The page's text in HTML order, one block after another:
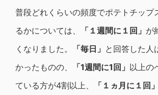
普段どれくらいの頻度でポテトチップ
るかについては、
「１週間に１回」 が
くなりました。
「毎日」 と回答した人
かったものの、
「1週間に1回」 以上の
ている方が4割以上、
「１ヵ月に１回」